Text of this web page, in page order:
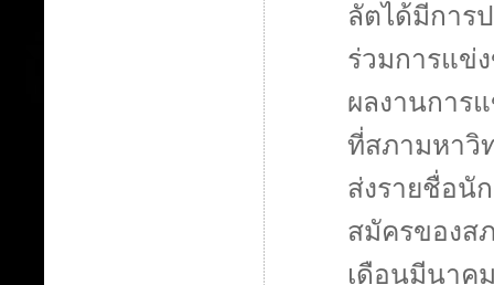
ลัตได้มีการ
ร่วมการแ
ผลงานการ
ที่สภามหาวิ
ส่งรายชื่อนั
สมัครของส
เดือนมีนาค